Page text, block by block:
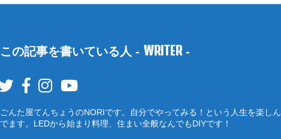
この記事を書いている人 - WRITER-
ごんた屋てんちょうのNORIです。自分でやってみる！という人生を楽しん
でます。LEDから始まり料理、住まい全般なんでもDIYです！